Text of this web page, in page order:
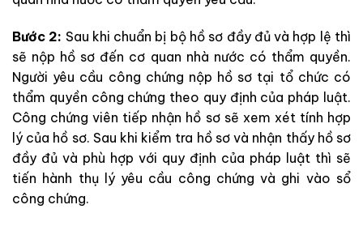
Bước 2: Sau khi chuẩn bị bộ hồ sơ đầy đủ và hợp lệ thì
sẽ nộp hồ sơ đến cơ quan nhà nước có thẩm quyền.
Người yêu cầu công chứng nộp hồ sơ tại tổ chức có
thẩm quyền công chứng theo quy định của pháp luật.
Công chứng viên tiếp nhận hồ sơ sẽ xem xét tính hợp
lý của hồ sơ. Sau khi kiểm tra hồ sơ và nhận thấy hồ sơ
đầy đủ và phù hợp với quy định của pháp luật thì sẽ
tiến hành thụ lý yêu cầu công chứng và ghi vào sổ
công chứng.